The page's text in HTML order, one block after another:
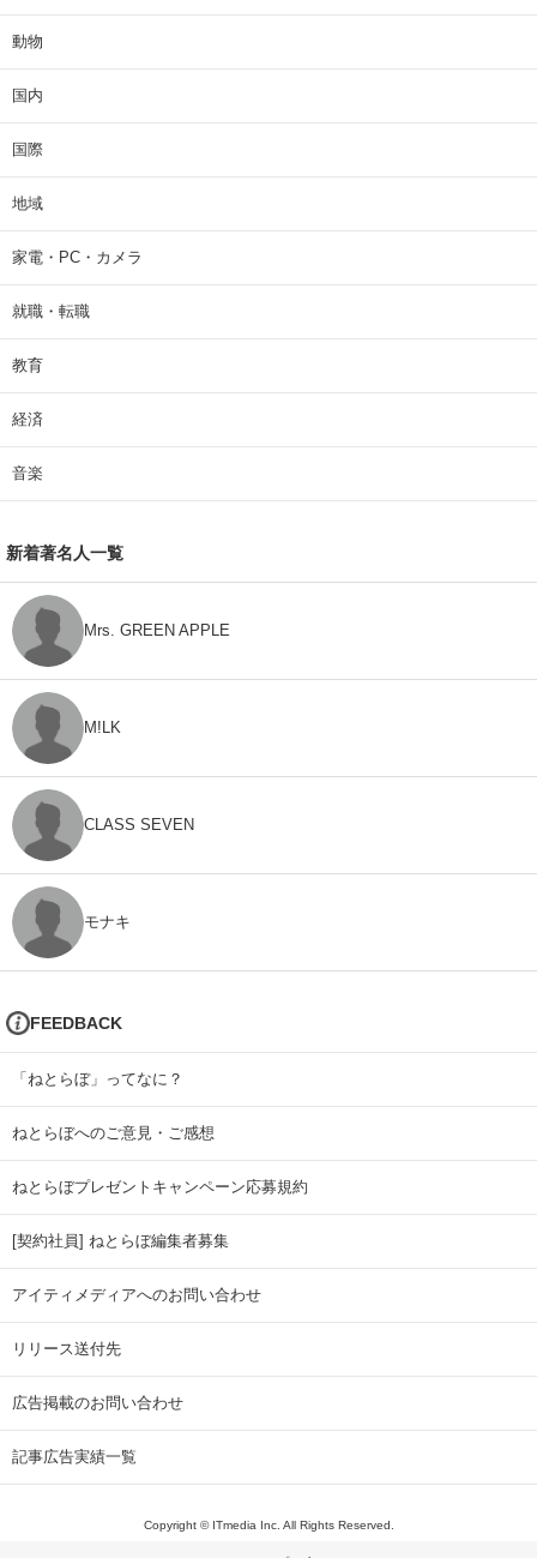
動物
国内
国際
地域
家電・PC・カメラ
就職・転職
教育
経済
音楽
新着著名人一覧
Mrs. GREEN APPLE
M!LK
CLASS SEVEN
モナキ
FEEDBACK
「ねとらぼ」ってなに？
ねとらぼへのご意見・ご感想
ねとらぼプレゼントキャンペーン応募規約
[契約社員] ねとらぼ編集者募集
アイティメディアへのお問い合わせ
リリース送付先
広告掲載のお問い合わせ
記事広告実績一覧
Copyright © ITmedia Inc. All Rights Reserved.